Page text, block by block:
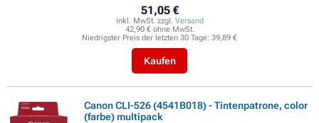
51,05 €
inkl. MwSt. zzgl. Versand
42,90 € ohne MwSt.
Niedrigster Preis der letzten 30 Tage: 39,89 €
Kaufen
Canon CLI-526 (4541B018) - Tintenpatrone, color
(farbe) multipack